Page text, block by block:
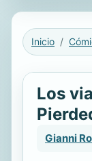
Inicio
Los
Gianni